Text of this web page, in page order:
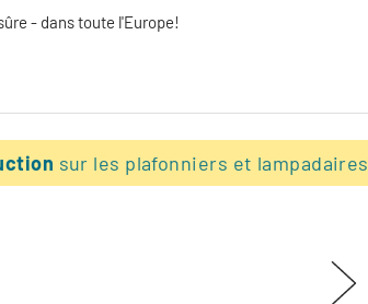
- dans toute l'Europe!
sur les plafonniers et lampadaires